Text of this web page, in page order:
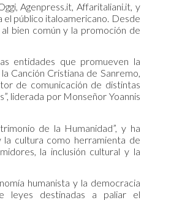
Agenpress.it, Affaritaliani.it, y
público italoamericano. Desde
bien común y la promoción de
entidades que promueven la
Canción Cristiana de Sanremo,
de comunicación de distintas
liderada por Monseñor Yoannis
de la Humanidad”, y ha
la cultura como herramienta de
la inclusión cultural y la
humanista y la democracia
leyes destinadas a paliar el